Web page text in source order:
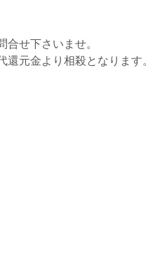
せ下さいませ。
元金より相殺となります。